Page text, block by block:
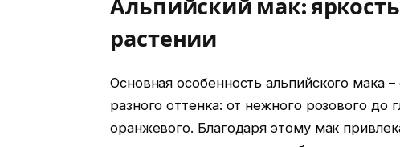
Альпийский мак:
растении
Основная особенность альпийского мака
разного оттенка: от нежного розового до
оранжевого. Благодаря этому мак